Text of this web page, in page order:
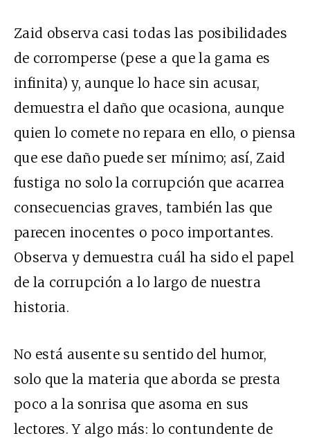
Zaid observa casi todas las posibilidades
de corromperse (pese a que la gama es
infinita) y, aunque lo hace sin acusar,
demuestra el daño que ocasiona, aunque
quien lo comete no repara en ello, o piensa
que ese daño puede ser mínimo; así, Zaid
fustiga no solo la corrupción que acarrea
consecuencias graves, también las que
parecen inocentes o poco importantes.
Observa y demuestra cuál ha sido el papel
de la corrupción a lo largo de nuestra
historia.
No está ausente su sentido del humor,
solo que la materia que aborda se presta
poco a la sonrisa que asoma en sus
lectores. Y algo más: lo contundente de